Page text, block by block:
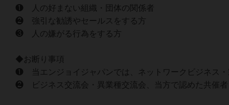
❶ 人の好まない組織・団体の関係者
❷ 強引な勧誘やセールスをする方
❸ 人の嫌がる行為をする方
◆お断り事項
❶ 当エンジョイジャパンでは、ネットワークビジネス
❷ ビジネス交流会・異業種交流会、当方で認めた共催者